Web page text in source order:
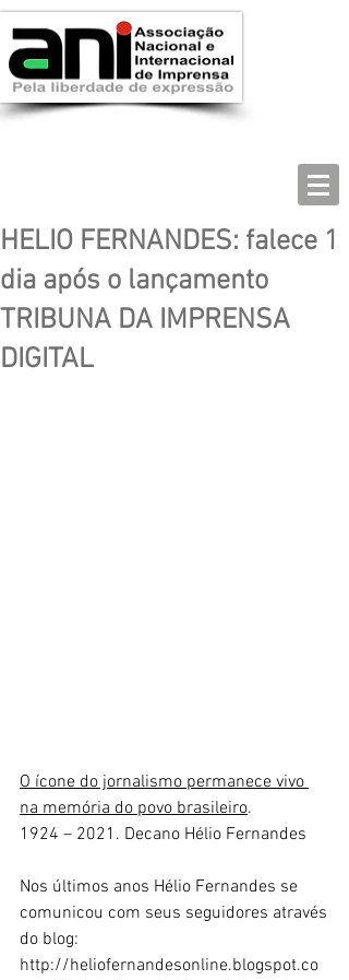
HELIO FERNANDES: falece 1
dia após o lançamento
TRIBUNA DA IMPRENSA
DIGITAL
O ícone do jornalismo permanece vivo
na memória do povo brasileiro.
1924 – 2021. Decano Hélio Fernandes
Nos últimos anos Hélio Fernandes se
comunicou com seus seguidores através
do blog:
http://heliofernandesonline.blogspot.co